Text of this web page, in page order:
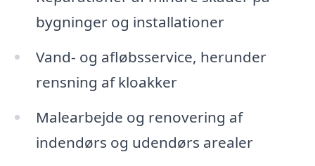
bygninger og installationer
Vand- og afløbsservice, herunder
rensning af kloakker
Malearbejde og renovering af
indendørs og udendørs arealer